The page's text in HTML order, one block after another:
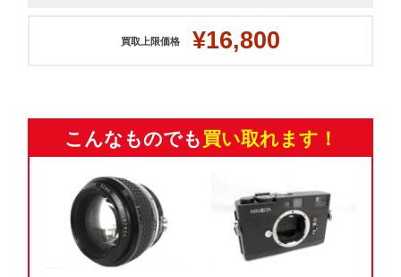
買取上限価格 ¥16,800
こんなものでも 買い取れます！